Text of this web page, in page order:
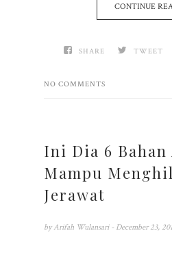
CONTINUE
SHARE TWEET
NO COMMENTS
Ini Dia 6 Bahan
Mampu
Jerawat
by Arifah Wulansari - December 23,